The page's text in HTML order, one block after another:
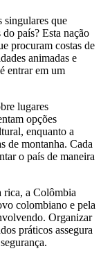
singulares que
país? Esta nação
procuram costas de
animadas e
entrar em um
lugares
opções
enquanto a
de montanha. Cada
o país de maneira
rica, a Colômbia
colombiano e pela
Organizar
práticos assegura